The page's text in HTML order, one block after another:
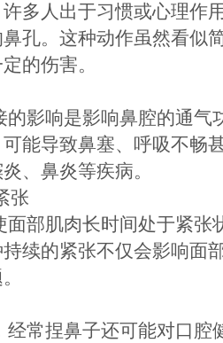
多人出于习惯或心理作
孔。这种动作虽然看似
的伤害。
的影响是影响鼻腔的通气
能导致鼻塞、呼吸不畅
、鼻炎等疾病。
张
面部肌肉长时间处于紧张
续的紧张不仅会影响面
经常捏鼻子还可能对口腔